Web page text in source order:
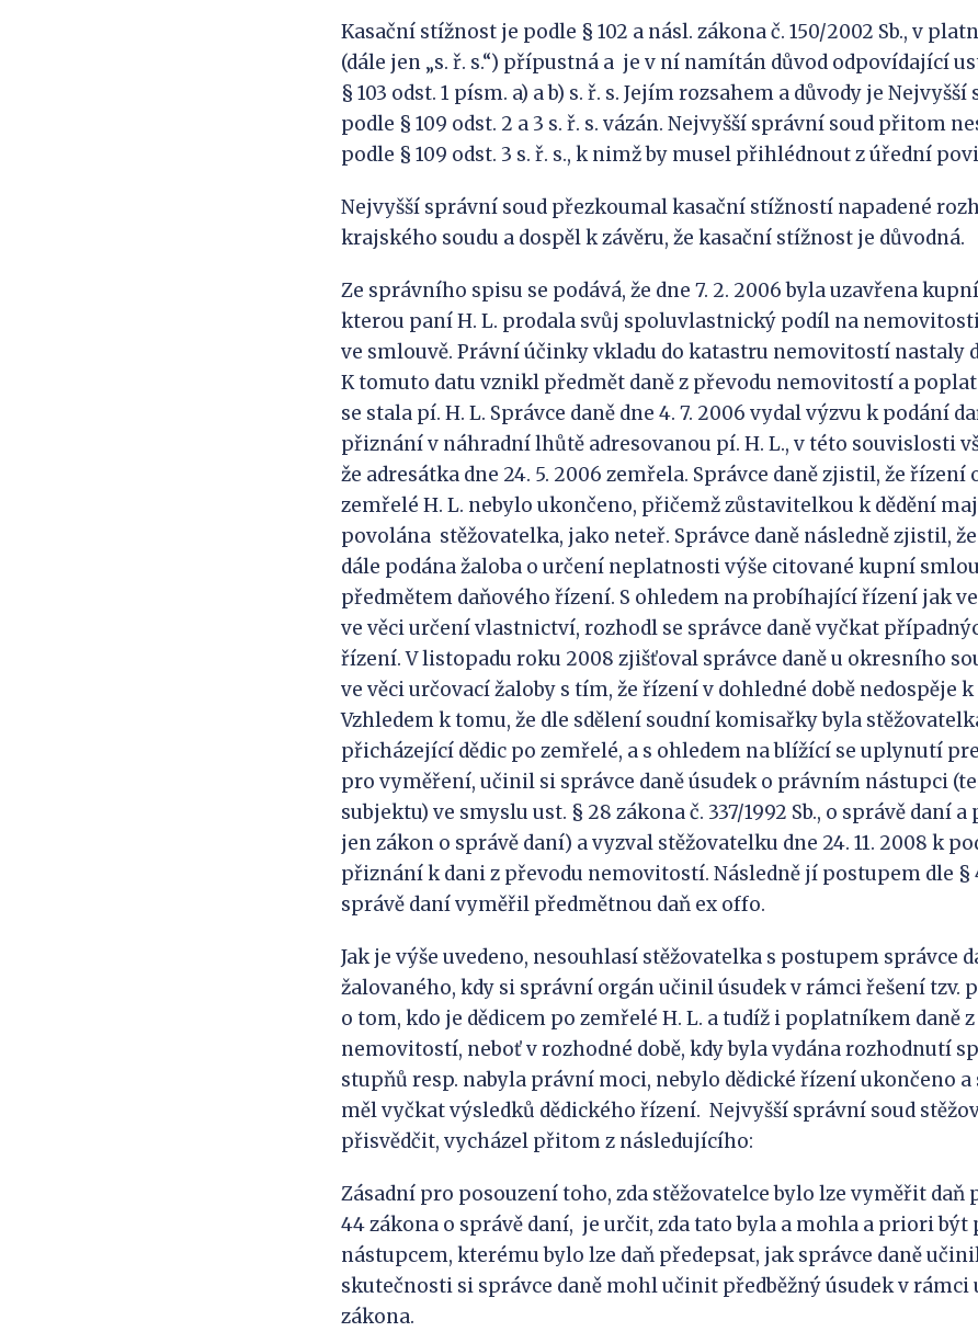
Kasační stížnost je podle § 102 a násl. zákona č. 150/2002 Sb., v
(dále jen „s. ř. s.“) přípustná a je v ní namítán důvod odpovídající
§ 103 odst. 1 písm. a) a b) s. ř. s. Jejím rozsahem a důvody je
podle § 109 odst. 2 a 3 s. ř. s. vázán. Nejvyšší správní soud přitom
podle § 109 odst. 3 s. ř. s., k nimž by musel přihlédnout z úřední
Nejvyšší správní soud přezkoumal kasační stížností napadené
krajského soudu a dospěl k závěru, že kasační stížnost je důvodná.
Ze správního spisu se podává, že dne 7. 2. 2006 byla uzavřena
kterou paní H. L. prodala svůj spoluvlastnický podíl na
ve smlouvě. Právní účinky vkladu do katastru nemovitostí nastaly
K tomuto datu vznikl předmět daně z převodu nemovitostí a
se stala pí. H. L. Správce daně dne 4. 7. 2006 vydal výzvu k podání
přiznání v náhradní lhůtě adresovanou pí. H. L., v této souvislosti
že adresátka dne 24. 5. 2006 zemřela. Správce daně zjistil, že řízení
zemřelé H. L. nebylo ukončeno, přičemž zůstavitelkou k dědění
povolána stěžovatelka, jako neteř. Správce daně následně zjistil,
dále podána žaloba o určení neplatnosti výše citované kupní
předmětem daňového řízení. S ohledem na probíhající řízení jak
ve věci určení vlastnictví, rozhodl se správce daně vyčkat
řízení. V listopadu roku 2008 zjišťoval správce daně u okresního
ve věci určovací žaloby s tím, že řízení v dohledné době nedospěje k
Vzhledem k tomu, že dle sdělení soudní komisařky byla
přicházející dědic po zemřelé, a s ohledem na blížící se uplynutí
pro vyměření, učinil si správce daně úsudek o právním nástupci
subjektu) ve smyslu ust. § 28 zákona č. 337/1992 Sb., o správě daní
jen zákon o správě daní) a vyzval stěžovatelku dne 24. 11. 2008 k
přiznání k dani z převodu nemovitostí. Následně jí postupem dle §
správě daní vyměřil předmětnou daň ex offo.
Jak je výše uvedeno, nesouhlasí stěžovatelka s postupem správce
žalovaného, kdy si správní orgán učinil úsudek v rámci řešení tzv.
o tom, kdo je dědicem po zemřelé H. L. a tudíž i poplatníkem daně
nemovitostí, neboť v rozhodné době, kdy byla vydána rozhodnutí
stupňů resp. nabyla právní moci, nebylo dědické řízení ukončeno a
měl vyčkat výsledků dědického řízení. Nejvyšší správní soud
přisvědčit, vycházel přitom z následujícího:
Zásadní pro posouzení toho, zda stěžovatelce bylo lze vyměřit daň
44 zákona o správě daní, je určit, zda tato byla a mohla a priori
nástupcem, kterému bylo lze daň předepsat, jak správce daně
skutečnosti si správce daně mohl učinit předběžný úsudek v rámci
zákona.